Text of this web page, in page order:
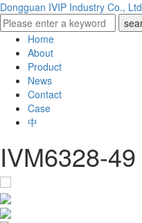
Dongguan IVIP Industry Co., Ltd
Home
About
Product
News
Contact
Case
中
IVM6328-49